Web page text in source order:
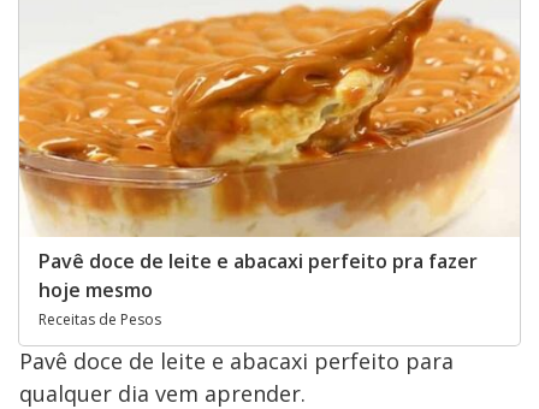
Pavê doce de leite e abacaxi perfeito pra fazer
hoje mesmo
Receitas de Pesos
Pavê doce de leite e abacaxi perfeito para
qualquer dia vem aprender.